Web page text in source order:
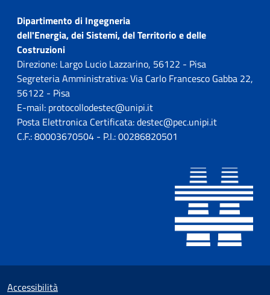
Dipartimento di Ingegneria
dell'Energia, dei Sistemi, del Territorio e delle
Costruzioni
Direzione: Largo Lucio Lazzarino, 56122 - Pisa
Segreteria Amministrativa: Via Carlo Francesco Gabba 22,
56122 - Pisa
E-mail: protocollodestec@unipi.it
Posta Elettronica Certificata: destec@pec.unipi.it
C.F.: 80003670504 - P.I.: 00286820501
Small prints
Sezione Link utili
Accessibilità